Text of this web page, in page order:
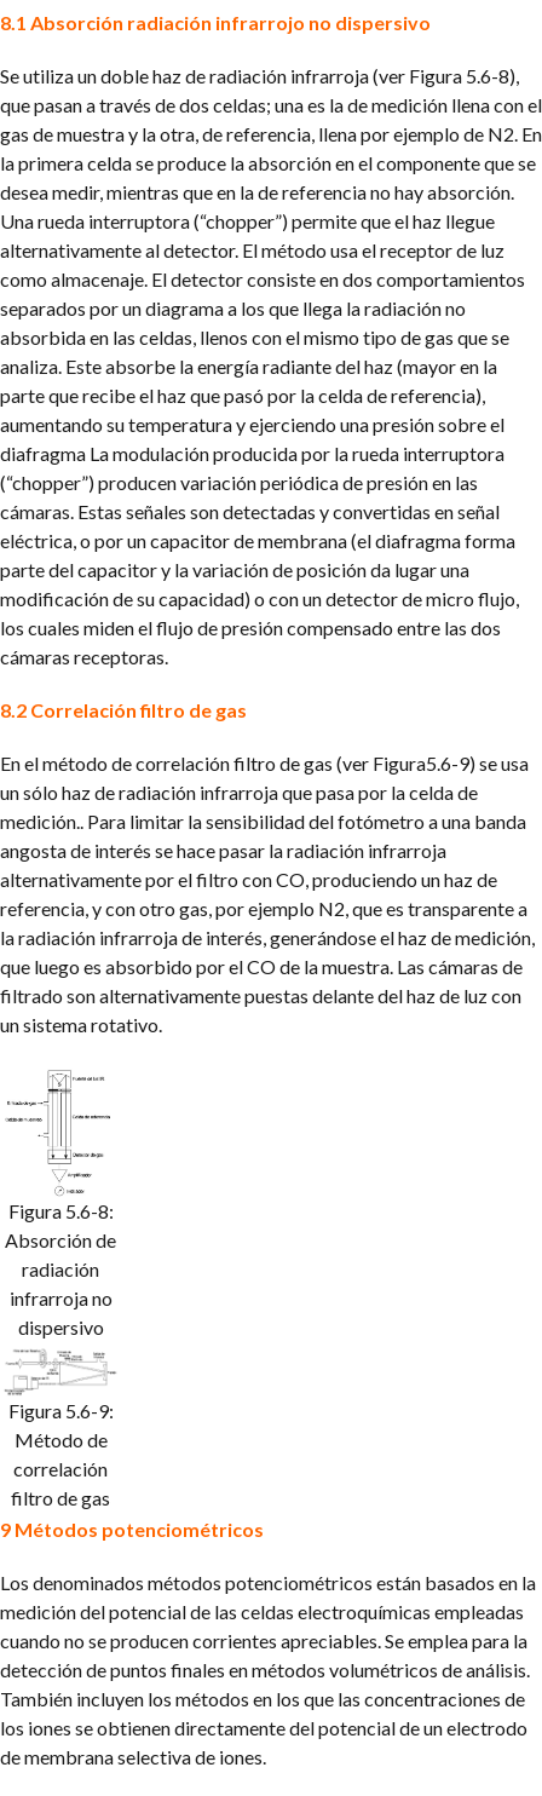
8.1 Absorción radiación infrarrojo no dispersivo
Se utiliza un doble haz de radiación infrarroja (ver Figura 5.6-8),
que pasan a través de dos celdas; una es la de medición llena con el
gas de muestra y la otra, de referencia, llena por ejemplo de N2. En
la primera celda se produce la absorción en el componente que se
desea medir, mientras que en la de referencia no hay absorción.
Una rueda interruptora (“chopper”) permite que el haz llegue
alternativamente al detector. El método usa el receptor de luz
como almacenaje. El detector consiste en dos comportamientos
separados por un diagrama a los que llega la radiación no
absorbida en las celdas, llenos con el mismo tipo de gas que se
analiza. Este absorbe la energía radiante del haz (mayor en la
parte que recibe el haz que pasó por la celda de referencia),
aumentando su temperatura y ejerciendo una presión sobre el
diafragma La modulación producida por la rueda interruptora
(“chopper”) producen variación periódica de presión en las
cámaras. Estas señales son detectadas y convertidas en señal
eléctrica, o por un capacitor de membrana (el diafragma forma
parte del capacitor y la variación de posición da lugar una
modificación de su capacidad) o con un detector de micro flujo,
los cuales miden el flujo de presión compensado entre las dos
cámaras receptoras.
8.2 Correlación filtro de gas
En el método de correlación filtro de gas (ver Figura5.6-9) se usa
un sólo haz de radiación infrarroja que pasa por la celda de
medición.. Para limitar la sensibilidad del fotómetro a una banda
angosta de interés se hace pasar la radiación infrarroja
alternativamente por el filtro con CO, produciendo un haz de
referencia, y con otro gas, por ejemplo N2, que es transparente a
la radiación infrarroja de interés, generándose el haz de medición,
que luego es absorbido por el CO de la muestra. Las cámaras de
filtrado son alternativamente puestas delante del haz de luz con
un sistema rotativo.
Figura 5.6-8:
Absorción de
radiación
infrarroja no
dispersivo
Figura 5.6-9:
Método de
correlación
filtro de gas
9 Métodos potenciométricos
Los denominados métodos potenciométricos están basados en la
medición del potencial de las celdas electroquímicas empleadas
cuando no se producen corrientes apreciables. Se emplea para la
detección de puntos finales en métodos volumétricos de análisis.
También incluyen los métodos en los que las concentraciones de
los iones se obtienen directamente del potencial de un electrodo
de membrana selectiva de iones.